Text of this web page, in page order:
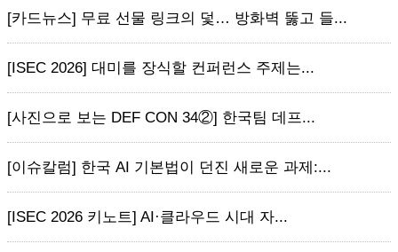
[카드뉴스] 무료 선물 링크의 덫… 방화벽 뚫고 들...
[ISEC 2026] 대미를 장식할 컨퍼런스 주제는...
[사진으로 보는 DEF CON 34②] 한국팀 데프...
[이슈칼럼] 한국 AI 기본법이 던진 새로운 과제:...
[ISEC 2026 키노트] AI·클라우드 시대 자...